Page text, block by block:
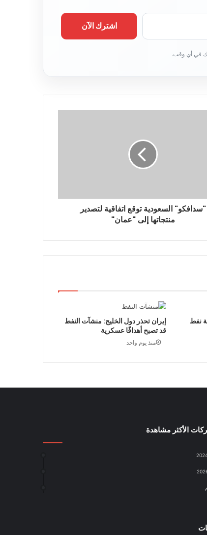
"سدافكو" السعودية توقع اتفاقية لتصدير
منتجاتها إلى "عمان"
إيران تحذر دول الخليج: منشآت النفط
قد تصبح أهدافًا عسكرية
منذ يوم واحد
نفط
الأكثر مشاهدة